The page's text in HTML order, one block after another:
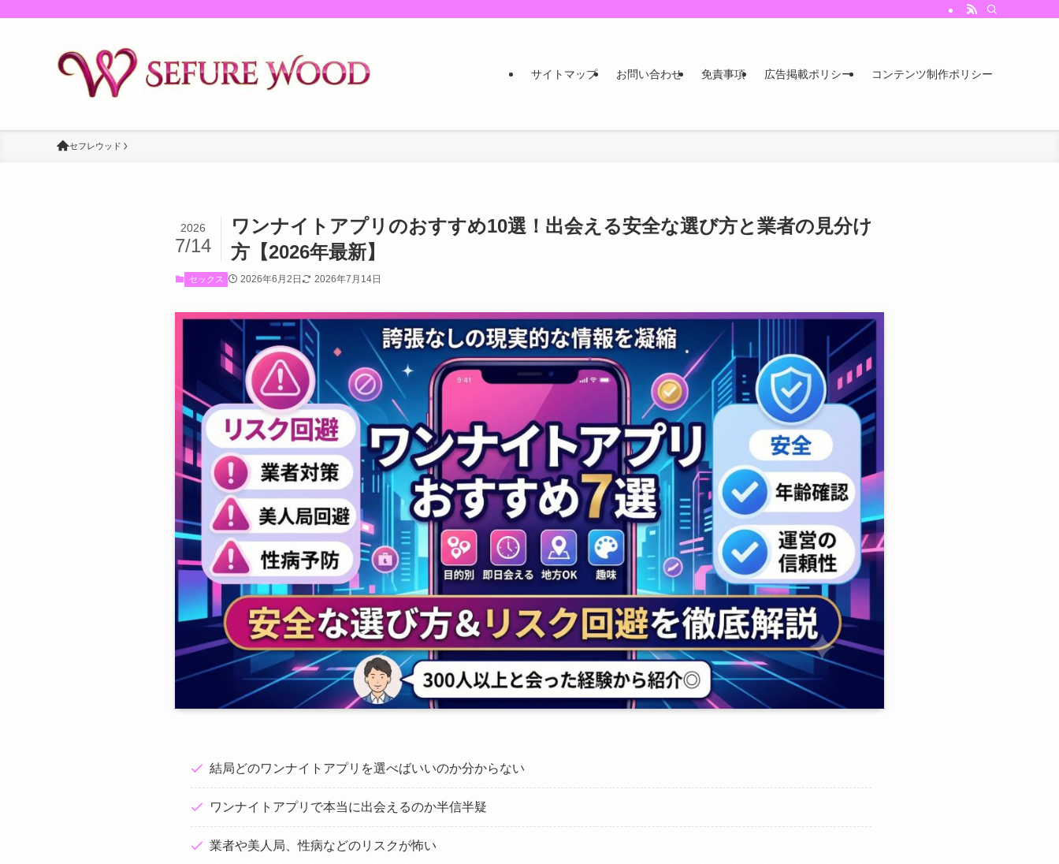
サイトマップ お問い合わせ 免責事項 広告掲載ポリシー コンテンツ制作ポリシー
セフレウッド
ワンナイトアプリのおすすめ10選！出会える安全な選び方と業者の見分け
方【2026年最新】
2026
7/14
セックス 2026年6月2日 2026年7月14日
結局どのワンナイトアプリを選べばいいのか分からない
ワンナイトアプリで本当に出会えるのか半信半疑
業者や美人局、性病などのリスクが怖い